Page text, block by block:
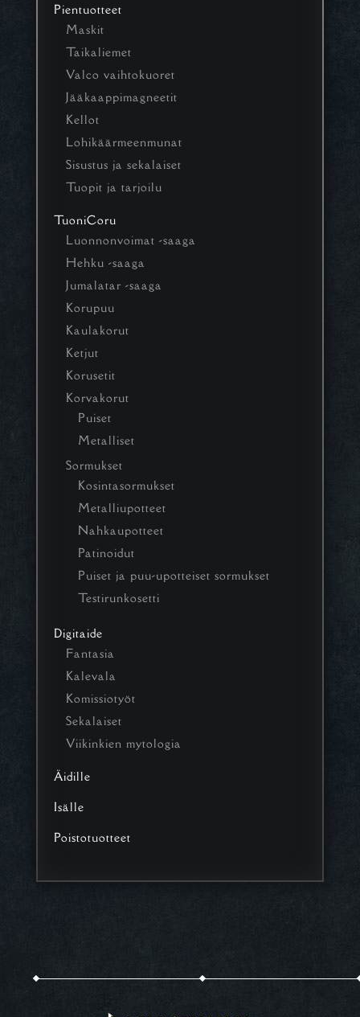
Pientuotteet
Maskit
Taikaliemet
Valco vaihtokuoret
Jääkaappimagneetit
Kellot
Lohikäärmeenmunat
Sisustus ja sekalaiset
Tuopit ja tarjoilu
TuoniCoru
Luonnonvoimat -saaga
Hehku -saaga
Jumalatar -saaga
Korupuu
Kaulakorut
Ketjut
Korusetit
Korvakorut
Puiset
Metalliset
Sormukset
Kosintasormukset
Metalliupotteet
Nahkaupotteet
Patinoidut
Puiset ja puu-upotteiset sormukset
Testirunkosetti
Digitaide
Fantasia
Kalevala
Komissiotyöt
Sekalaiset
Viikinkien mytologia
Äidille
Isälle
Poistotuotteet